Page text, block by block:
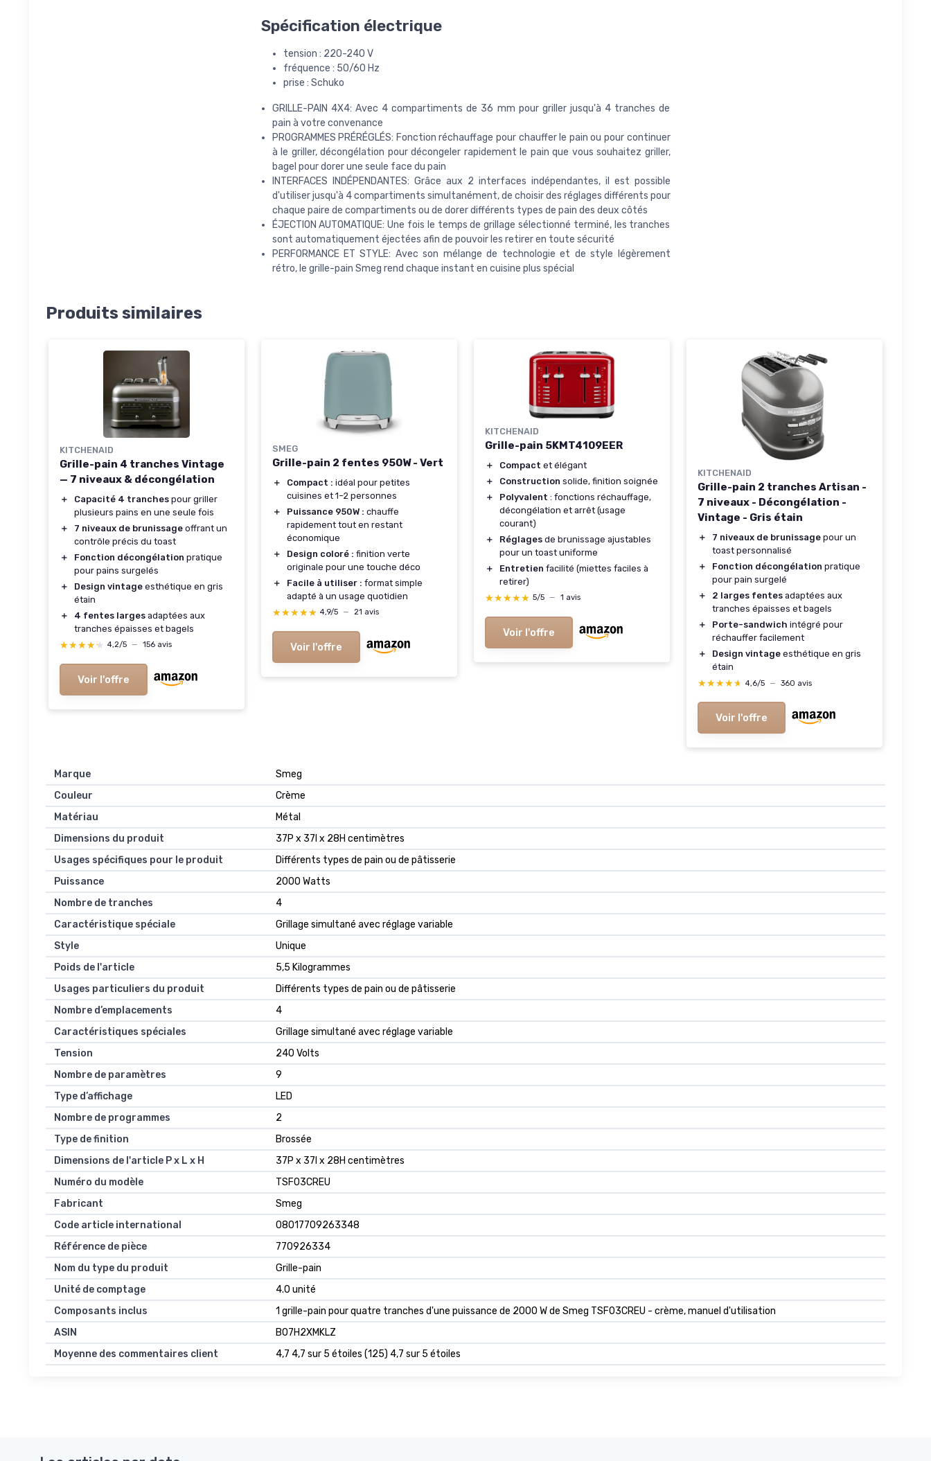
Spécification électrique
tension : 220-240 V
fréquence : 50/60 Hz
prise : Schuko
GRILLE-PAIN 4X4: Avec 4 compartiments de 36 mm pour griller jusqu'à 4 tranches de
pain à votre convenance
PROGRAMMES PRÉRÉGLÉS: Fonction réchauffage pour chauffer le pain ou pour continuer
à le griller, décongélation pour décongeler rapidement le pain que vous souhaitez griller,
bagel pour dorer une seule face du pain
INTERFACES INDÉPENDANTES: Grâce aux 2 interfaces indépendantes, il est possible
d'utiliser jusqu'à 4 compartiments simultanément, de choisir des réglages différents pour
chaque paire de compartiments ou de dorer différents types de pain des deux côtés
ÉJECTION AUTOMATIQUE: Une fois le temps de grillage sélectionné terminé, les tranches
sont automatiquement éjectées afin de pouvoir les retirer en toute sécurité
PERFORMANCE ET STYLE: Avec son mélange de technologie et de style légèrement
rétro, le grille-pain Smeg rend chaque instant en cuisine plus spécial
Produits similaires
KITCHENAID
Grille-pain 4 tranches Vintage
— 7 niveaux & décongélation
＋ Capacité 4 tranches pour griller
plusieurs pains en une seule fois
＋
7 niveaux de brunissage offrant un
contrôle précis du toast
＋
Fonction décongélation pratique
pour pains surgelés
＋
Design vintage esthétique en gris
étain
＋
4 fentes larges adaptées aux
tranches épaisses et bagels
★★★★★
★★★★★ 4,2/5 — 156 avis
Voir l'offre
SMEG
Grille-pain 2 fentes 950W - Vert
＋ Compact : idéal pour petites
cuisines et 1–2 personnes
＋
Puissance 950W : chauffe
rapidement tout en restant
économique
＋
Design coloré : finition verte
originale pour une touche déco
＋
Facile à utiliser : format simple
adapté à un usage quotidien
★★★★★
★★★★★ 4,9/5 — 21 avis
Voir l'offre
KITCHENAID
Grille-pain 5KMT4109EER
＋ Compact et élégant
＋
Construction solide, finition soignée
＋
Polyvalent : fonctions réchauffage,
décongélation et arrêt (usage
courant)
＋
Réglages de brunissage ajustables
pour un toast uniforme
＋
Entretien facilité (miettes faciles à
retirer)
★★★★★
★★★★★ 5/5 — 1 avis
Voir l'offre
KITCHENAID
Grille-pain 2 tranches Artisan -
7 niveaux - Décongélation -
Vintage - Gris étain
＋ 7 niveaux de brunissage pour un
toast personnalisé
＋
Fonction décongélation pratique
pour pain surgelé
＋
2 larges fentes adaptées aux
tranches épaisses et bagels
＋
Porte-sandwich intégré pour
réchauffer facilement
＋
Design vintage esthétique en gris
étain
★★★★★
★★★★★ 4,6/5 — 360 avis
Voir l'offre
Marque
Smeg
Couleur
Crème
Matériau
Métal
Dimensions du produit
37P x 37l x 28H centimètres
Usages spécifiques pour le produit
Différents types de pain ou de pâtisserie
Puissance
2000 Watts
Nombre de tranches
4
Caractéristique spéciale
Grillage simultané avec réglage variable
Style
Unique
Poids de l'article
5,5 Kilogrammes
Usages particuliers du produit
Différents types de pain ou de pâtisserie
Nombre d’emplacements
4
Caractéristiques spéciales
Grillage simultané avec réglage variable
Tension
240 Volts
Nombre de paramètres
9
Type d’affichage
LED
Nombre de programmes
2
Type de finition
Brossée
Dimensions de l'article P x L x H
37P x 37l x 28H centimètres
Numéro du modèle
TSF03CREU
Fabricant
Smeg
Code article international
08017709263348
Référence de pièce
770926334
Nom du type du produit
Grille-pain
Unité de comptage
4.0 unité
Composants inclus
1 grille-pain pour quatre tranches d'une puissance de 2000 W de Smeg TSF03CREU - crème, manuel d'utilisation
ASIN
B07H2XMKLZ
Moyenne des commentaires client
4,7 4,7 sur 5 étoiles (125) 4,7 sur 5 étoiles